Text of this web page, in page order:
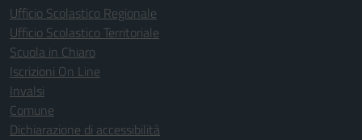
Ufficio Scolastico Regionale
Ufficio Scolastico Territoriale
Scuola in Chiaro
Iscrizioni On Line
Invalsi
Comune
Dichiarazione di accessibilità